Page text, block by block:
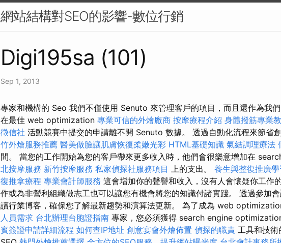
網站結構對SEO的影響-數位行銷
Digi195sa (101)
Sep 1, 2013
專家和機構的 Seo 我們不僅使用 Senuto 來管理客戶的項目，而且還作為我
在最佳 web optimization 專業可信的外燴廠商 按摩療程介紹 身體撥筋專業
徵信社 活動競賽中提交的申請離不開 Senuto 數據。 透過自動化流程來節
竹外燴服務推薦 醫美做臉讓肌膚恢復柔嫩光彩 HTML基礎知識 氣結調理療法
間。 當您的工作開始為您的客戶帶來更多收入時，他們會很樂意增加在
北按摩服務 新竹按摩服務 私家偵探社服務項目 上的支出。 養生與整復推廣
復推拿療程 專業會計師服務 這會增加你的聲譽和收入，沒有人會懷疑你工作
作或為非營利組織做志工也可以讓您有機會將您的知識付諸實踐。 透過參加
讀行業博客，確保您了解最新趨勢和演算法更新。 為了成為 web
人員需求 台北辦理台胞證指南 專家，您必須獲得 search engine
賓簽證申請詳細流程 如何查IP地址 創意宴會外燴佈置 偵探的職責 工具和技